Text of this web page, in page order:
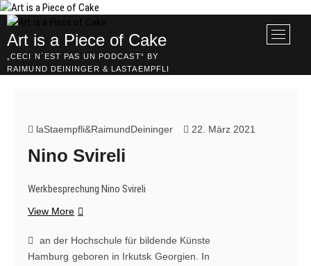
Skip
to
content
Art is a Piece of Cake
„CECI N´EST PAS UN PODCAST“ BY
RAIMUND DEININGER & LASTAEMPFLI
M
e
u
laStaempfli&RaimundDeininger 22. März 2021
Nino Svireli
Werkbesprechung Nino Svireli
View MoreNino
an der Hochschule für bildende Künste
Hamburg geboren in Irkutsk Georgien. In